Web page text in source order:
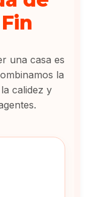
una casa es
la
calidez y